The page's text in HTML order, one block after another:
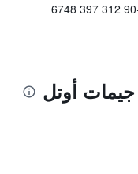
جيمات أوتل